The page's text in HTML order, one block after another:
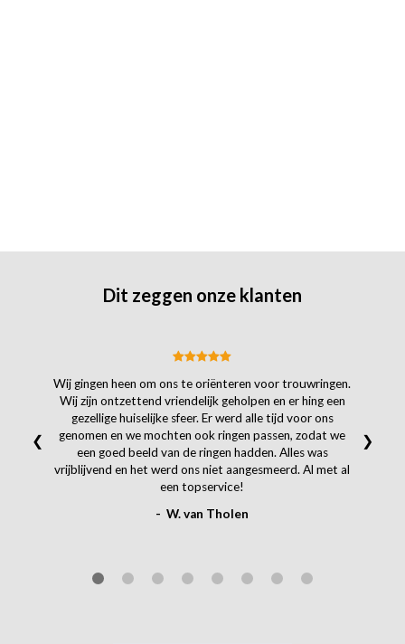
Dit zeggen onze klanten
Wij gingen heen om ons te oriënteren voor trouwringen.
Wij zijn ontzettend vriendelijk geholpen en er hing een
gezellige huiselijke sfeer. Er werd alle tijd voor ons
genomen en we mochten ook ringen passen, zodat we
een goed beeld van de ringen hadden. Alles was
vrijblijvend en het werd ons niet aangesmeerd. Al met al
een topservice!
- W. van Tholen
❮ ❯